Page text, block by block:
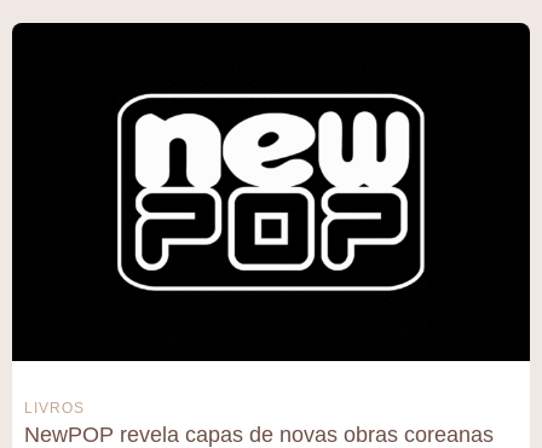
LIVROS
NewPOP revela capas de novas obras coreanas